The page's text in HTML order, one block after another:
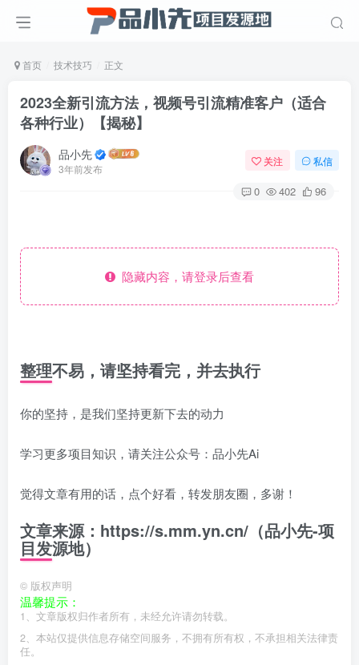
首页 技术技巧 正文
2023全新引流方法，视频号引流精准客户（适合
各种行业）【揭秘】
品小先
3年前发布
关注 私信
0 402 96
隐藏内容，请登录后查看
整理不易，请坚持看完，并去执行
你的坚持，是我们坚持更新下去的动力
学习更多项目知识，请关注公众号：品小先Ai
觉得文章有用的话，点个好看，转发朋友圈，多谢！
文章来源：https://s.mm.yn.cn/（品小先-项
目发源地）
© 版权声明
温馨提示：
1、文章版权归作者所有，未经允许请勿转载。
2、本站仅提供信息存储空间服务，不拥有所有权，不承担相关法律责
任。